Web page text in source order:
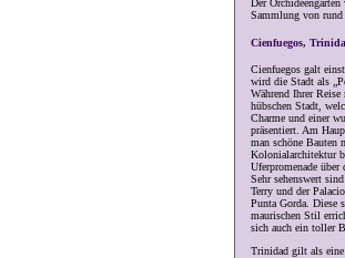
Der
Sammlung von rund
Cienfuegos,
Cienfuegos galt einst
wird die Stadt als
Während Ihrer
hübschen Stadt,
Charme und einer
präsentiert. Am
man schöne Bauten
Kolonialarchitektur
Uferpromenade über
Sehr sehenswert
Terry und der
Punta Gorda. Diese
maurischen Stil
sich auch ein toller
Trinidad gilt als eine